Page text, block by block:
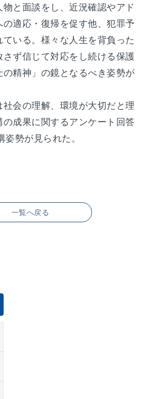
と面談をし、近況確認やアド
適応・復帰を促す他、犯罪予
いる。様々な人生を背負った
さず信じて対応をし続ける保護
精神」の鏡となるべき姿勢が
社会の理解、環境が大切だと理
成果に関するアンケート回答
勢が見られた。
一覧へ戻る